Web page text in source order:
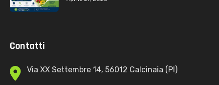
Contatti
Via XX Settembre 14, 56012 Calcinaia (PI)